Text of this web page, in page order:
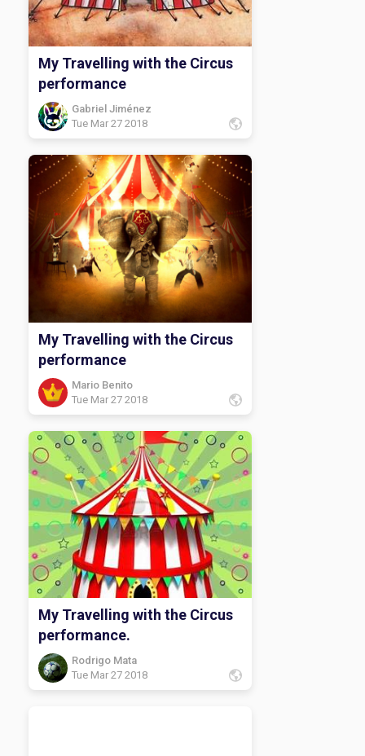
My Travelling with the Circus
performance
Gabriel Jiménez
Tue Mar 27 2018
My Travelling with the Circus
performance
Mario Benito
Tue Mar 27 2018
My Travelling with the Circus
performance.
Rodrigo Mata
Tue Mar 27 2018